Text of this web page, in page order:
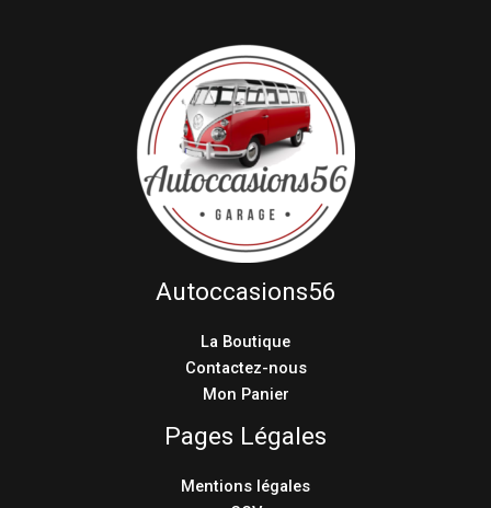
Autoccasions56
La Boutique
Contactez-nous
Mon Panier
Pages Légales
Mentions légales